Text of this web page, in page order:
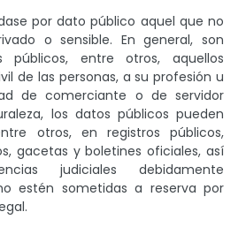
por dato público aquel que no
o sensible. En general, son
públicos, entre otros, aquellos
de las personas, a su profesión u
de comerciante o de servidor
los datos públicos pueden
otros, en registros públicos,
gacetas y boletines oficiales, así
judiciales debidamente
estén sometidas a reserva por